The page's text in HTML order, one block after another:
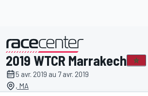
présenté par
2019 WTCR Marrakech
5 avr. 2019 au 7 avr. 2019
, MA